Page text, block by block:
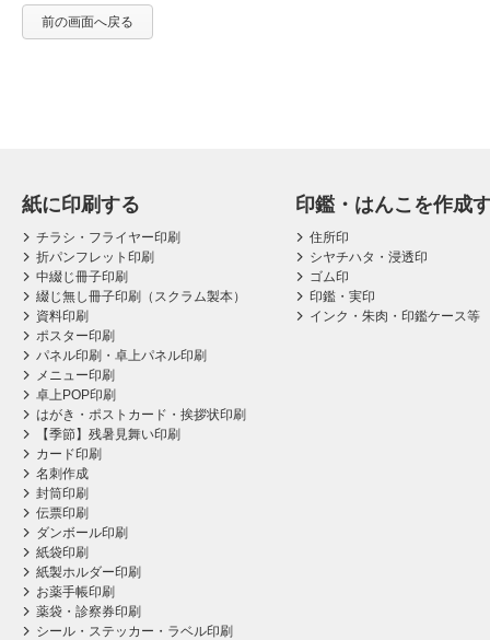
前の画面へ戻る
紙に印刷する
チラシ・フライヤー印刷
折パンフレット印刷
中綴じ冊子印刷
綴じ無し冊子印刷（スクラム製本）
資料印刷
ポスター印刷
パネル印刷・卓上パネル印刷
メニュー印刷
卓上POP印刷
はがき・ポストカード・挨拶状印刷
【季節】残暑見舞い印刷
カード印刷
名刺作成
封筒印刷
伝票印刷
ダンボール印刷
紙袋印刷
紙製ホルダー印刷
お薬手帳印刷
薬袋・診察券印刷
シール・ステッカー・ラベル印刷
印鑑・はんこを作成
住所印
シヤチハタ・浸透印
ゴム印
印鑑・実印
インク・朱肉・印鑑ケース等